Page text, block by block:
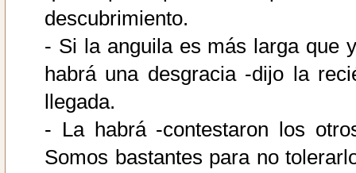
descubrimiento.
- Si la anguila es más larga que
habrá una desgracia -dijo la
llegada.
- La habrá -contestaron los
Somos bastantes para no